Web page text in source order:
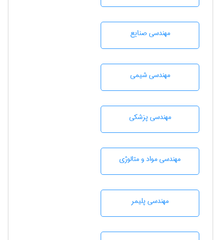
مهندسی صنايع
مهندسي شيمی
مهندسی پزشکی
مهندسی مواد و متالوژی
مهندسی پليمر